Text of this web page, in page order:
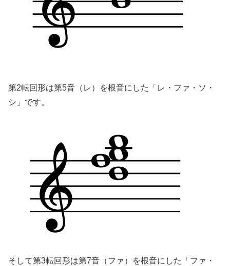
第2転回形は第5音（レ）を根音にした「レ・ファ・ソ・
シ」です。
そして第3転回形は第7音（ファ）を根音にした「ファ・